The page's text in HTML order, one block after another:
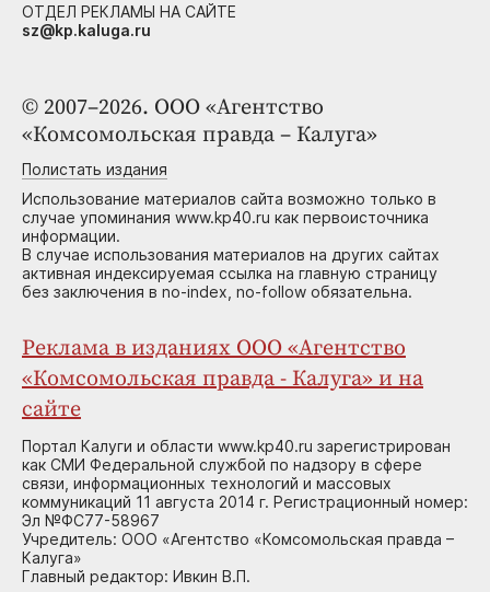
© 2007–2026. ООО «Агентство
«Комсомольская правда – Калуга»
Полистать издания
Использование материалов сайта возможно только в
случае упоминания www.kp40.ru как первоисточника
информации.
В случае использования материалов на других сайтах
активная индексируемая ссылка на главную страницу
без заключения в no-index, no-follow обязательна.
Реклама в изданиях ООО «Агентство
«Комсомольская правда - Калуга» и на
сайте
Портал Калуги и области www.kp40.ru зарегистрирован
как СМИ Федеральной службой по надзору в сфере
связи, информационных технологий и массовых
коммуникаций 11 августа 2014 г. Регистрационный номер:
Эл №ФС77-58967
Учредитель: ООО «Агентство «Комсомольская правда –
Калуга»
Главный редактор: Ивкин В.П.
ОТДЕЛ РЕКЛАМЫ НА САЙТЕ
sz@kp.kaluga.ru